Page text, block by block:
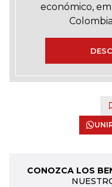
económico,
CONOZCA LOS